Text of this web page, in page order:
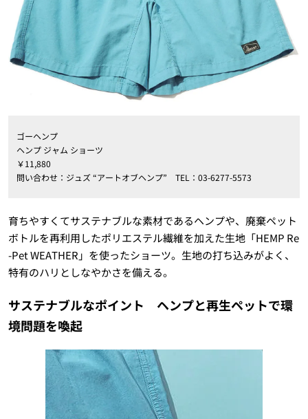
ゴーヘンプ
ヘンプ ジャム ショーツ
￥11,880
問い合わせ：ジュズ “アートオブヘンプ” TEL：03-6277-5573
育ちやすくてサステナブルな素材であるヘンプや、廃棄ペット
ボトルを再利用したポリエステル繊維を加えた生地「HEMP Re
-Pet WEATHER」を使ったショーツ。生地の打ち込みがよく、
特有のハリとしなやかさを備える。
サステナブルなポイント ヘンプと再生ペットで環
境問題を喚起